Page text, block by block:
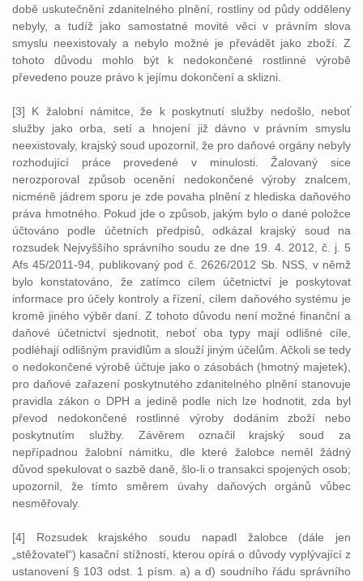
době uskutečnění zdanitelného plnění, rostliny od půdy odděleny
nebyly, a tudíž jako samostatné movité věci v právním slova
smyslu neexistovaly a nebylo možné je převádět jako zboží. Z
tohoto důvodu mohlo být k nedokončené rostlinné výrobě
převedeno pouze právo k jejímu dokončení a sklizni.
[3] K žalobní námitce, že k poskytnutí služby nedošlo, neboť
služby jako orba, setí a hnojení již dávno v právním smyslu
neexistovaly, krajský soud upozornil, že pro daňové orgány nebyly
rozhodující práce provedené v minulosti. Žalovaný sice
nerozporoval způsob ocenění nedokončené výroby znalcem,
nicméně jádrem sporu je zde povaha plnění z hlediska daňového
práva hmotného. Pokud jde o způsob, jakým bylo o dané položce
účtováno podle účetních předpisů, odkázal krajský soud na
rozsudek Nejvyššího správního soudu ze dne 19. 4. 2012, č. j. 5
Afs 45/2011-94, publikovaný pod č. 2626/2012 Sb. NSS, v němž
bylo konstatováno, že zatímco cílem účetnictví je poskytovat
informace pro účely kontroly a řízení, cílem daňového systému je
kromě jiného výběr daní. Z tohoto důvodu není možné finanční a
daňové účetnictví sjednotit, neboť oba typy mají odlišné cíle,
podléhají odlišným pravidlům a slouží jiným účelům. Ačkoli se tedy
o nedokončené výrobě účtuje jako o zásobách (hmotný majetek),
pro daňové zařazení poskytnutého zdanitelného plnění stanovuje
pravidla zákon o DPH a jedině podle nich lze hodnotit, zda byl
převod nedokončené rostlinné výroby dodáním zboží nebo
poskytnutím služby. Závěrem označil krajský soud za
nepřípadnou žalobní námitku, dle které žalobce neměl žádný
důvod spekulovat o sazbě daně, šlo-li o transakci spojených osob;
upozornil, že tímto směrem úvahy daňových orgánů vůbec
nesměřovaly.
[4] Rozsudek krajského soudu napadl žalobce (dále jen
„stěžovatel“) kasační stížností, kterou opírá o důvody vyplývající z
ustanovení § 103 odst. 1 písm. a) a d) soudního řádu správního